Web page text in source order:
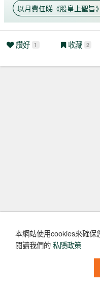
以月費任睇 《股皇上聖旨
讚好 1 收藏 2
本網站使用cookies來確保
閱讀我們的私隱政策